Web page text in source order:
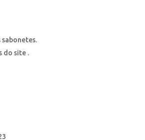
sabonetes.
do site .